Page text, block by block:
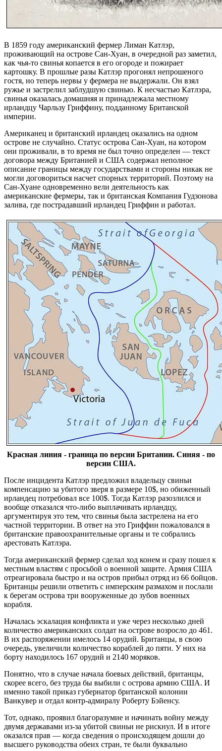
В 1859 году американский фермер Лиман Катлэр,
проживающий на острове Сан-Хуан, в очередной раз заметил,
как чья-то свинья копается в его огороде и пожирает
картошку. В прошлые разы Катлэр прогонял непрошеного
гостя, но теперь нервы у фермера не выдержали. Он взял
ружье и застрелил заблудшую свинью. К несчастью Катлэра,
свинья оказалась домашняя и принадлежала местному
ирландцу Чарльзу Гриффину, подданному Британской
империи.
Американец и британский ирландец оказались на одном
острове не случайно. Статус острова Сан-Хуан, на котором
они проживали, в то время не был точно определен — текст
договора между Британией и США содержал неполное
описание границы между государствами и стороны никак не
могли договориться насчет спорных территорий. Поэтому на
Сан-Хуане одновременно вели деятельность как
американские фермеры, так и британская Компания Гудзонова
залива, где пострадавший ирландец Гриффин и работал.
Красная линия - граница по версии Британии. Синяя - по
версии США.
После инцидента Катлэр предложил владельцу свиньи
компенсацию за убитого зверя в размере 10$, но обиженный
ирландец потребовал все 100$. Тогда Катлэр разозлился и
вообще отказался что-либо выплачивать ирландцу,
аргументируя это тем, что свинья была застрелена на его
частной территории. В ответ на это Гриффин пожаловался в
британские правоохранительные органы и те собрались
арестовать Катлэра.
Тогда американский фермер сделал ход конем и сразу пошел к
местным властям с просьбой о военной защите. Армия США
отреагировала быстро и на остров прибыл отряд из 66 бойцов.
Британцы решили ответить с имперским размахом и послали
к берегам острова три вооруженные до зубов военных
корабля.
Началась эскалация конфликта и уже через несколько дней
количество американских солдат на острове возросло до 461.
В их распоряжении имелось 14 орудий. Британцы, в свою
очередь, увеличили количество кораблей до пяти. У них на
борту находилось 167 орудий и 2140 моряков.
Понятно, что в случае начала боевых действий, британцы,
скорее всего, без труда бы выбили с острова армию США. И
именно такой приказ губернатор британской колонии
Ванкувер и отдал контр-адмиралу Роберту Бэйенсу.
Тот, однако, проявил благоразумие и начинать войну между
двумя державами из-за убитой свиньи не рискнул. И в итоге
оказался прав — когда сведения о происходящем дошли до
высшего руководства обеих стран, те были буквально